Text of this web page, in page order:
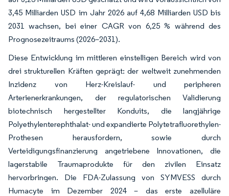
3,45 Milliarden USD im Jahr 2026 auf 4,68 Milliarden USD bis
2031 wachsen, bei einer CAGR von 6,25 % während des
Prognosezeitraums (2026–2031).
Diese Entwicklung im mittleren einstelligen Bereich wird von
drei strukturellen Kräften geprägt: der weltweit zunehmenden
Inzidenz von Herz-Kreislauf- und peripheren
Arterienerkrankungen, der regulatorischen Validierung
biotechnisch hergestellter Konduits, die langjährige
Polyethylenterephthalat- und expandierte Polytetrafluorethylen-
Prothesen herausfordern, sowie durch
Verteidigungsfinanzierung angetriebene Innovationen, die
lagerstabile Traumaprodukte für den zivilen Einsatz
hervorbringen. Die FDA-Zulassung von SYMVESS durch
Humacyte im Dezember 2024 – das erste azelluläre